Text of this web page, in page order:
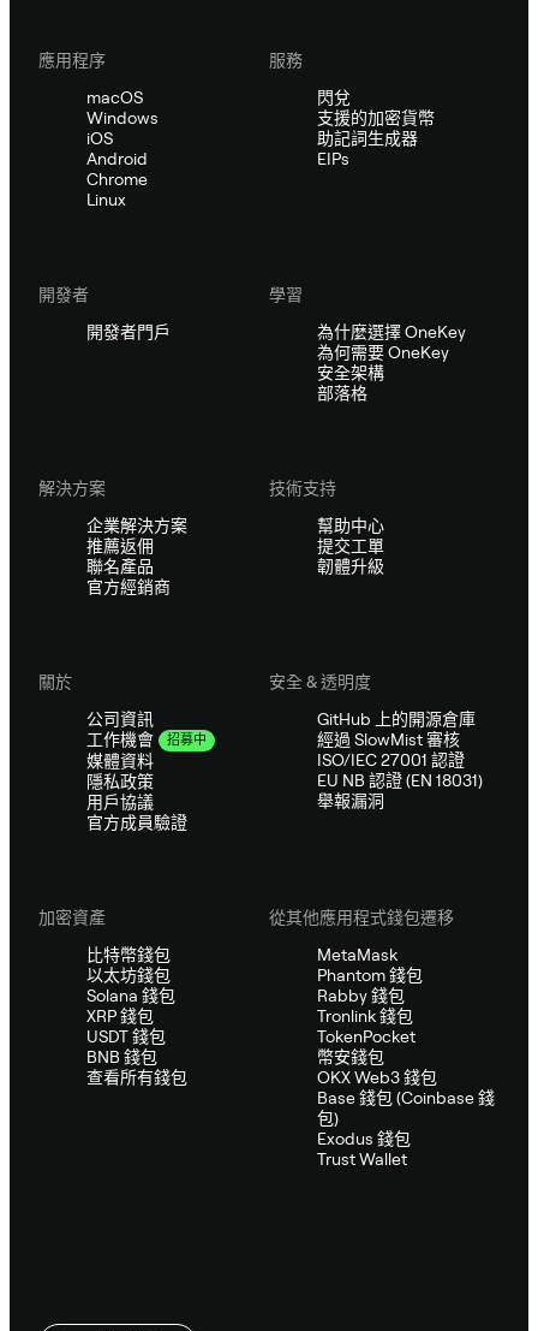
應用程序
macOS
Windows
iOS
Android
Chrome
Linux
服務
閃兌
支援的加密貨幣
助記詞生成器
EIPs
開發者
開發者門戶
學習
為什麼選擇 OneKey
為何需要 OneKey
安全架構
部落格
解決方案
企業解決方案
推薦返佣
聯名產品
官方經銷商
技術支持
幫助中心
提交工單
韌體升級
關於
公司資訊
工作機會
招募中
媒體資料
隱私政策
用戶協議
官方成員驗證
安全 & 透明度
GitHub 上的開源倉庫
經過 SlowMist 審核
ISO/IEC 27001 認證
EU NB 認證 (EN 18031)
舉報漏洞
加密資產
比特幣錢包
以太坊錢包
Solana 錢包
XRP 錢包
USDT 錢包
BNB 錢包
查看所有錢包
從其他應用程式錢包遷移
MetaMask
Phantom 錢包
Rabby 錢包
Tronlink 錢包
TokenPocket
幣安錢包
OKX Web3 錢包
Base 錢包 (Coinbase 錢
包)
Exodus 錢包
Trust Wallet